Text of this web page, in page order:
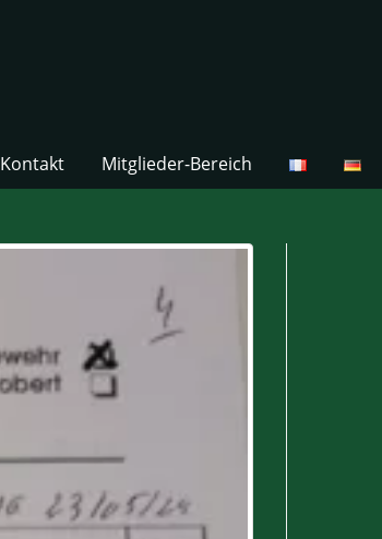
Kontakt Mitglieder-Bereich